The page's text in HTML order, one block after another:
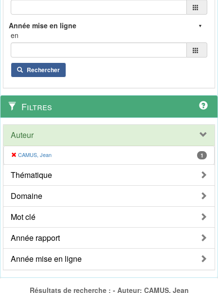
en
Rechercher
Filtres
Auteur
CAMUS, Jean 1
Thématique
Domaine
Mot clé
Année rapport
Année mise en ligne
Résultats de recherche : - Auteur: CAMUS, Jean